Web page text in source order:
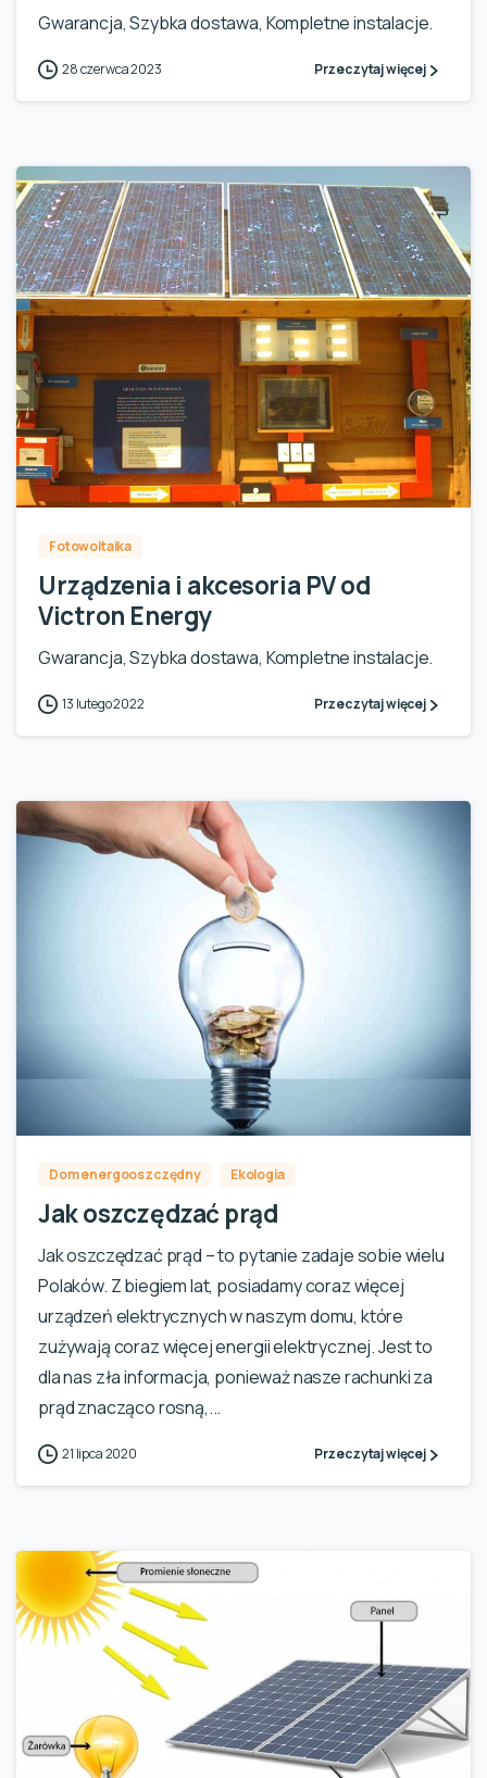
Gwarancja, Szybka dostawa, Kompletne instalacje.
28 czerwca 2023 Przeczytaj więcej
0
Fotowoltaika
Urządzenia i akcesoria PV od
Victron Energy
Gwarancja, Szybka dostawa, Kompletne instalacje.
13 lutego 2022 Przeczytaj więcej
Dom energooszczędny Ekologia
Jak oszczędzać prąd
Jak oszczędzać prąd – to pytanie zadaje sobie wielu
Polaków. Z biegiem lat, posiadamy coraz więcej
urządzeń elektrycznych w naszym domu, które
zużywają coraz więcej energii elektrycznej. Jest to
dla nas zła informacja, ponieważ nasze rachunki za
prąd znacząco rosną,...
21 lipca 2020 Przeczytaj więcej